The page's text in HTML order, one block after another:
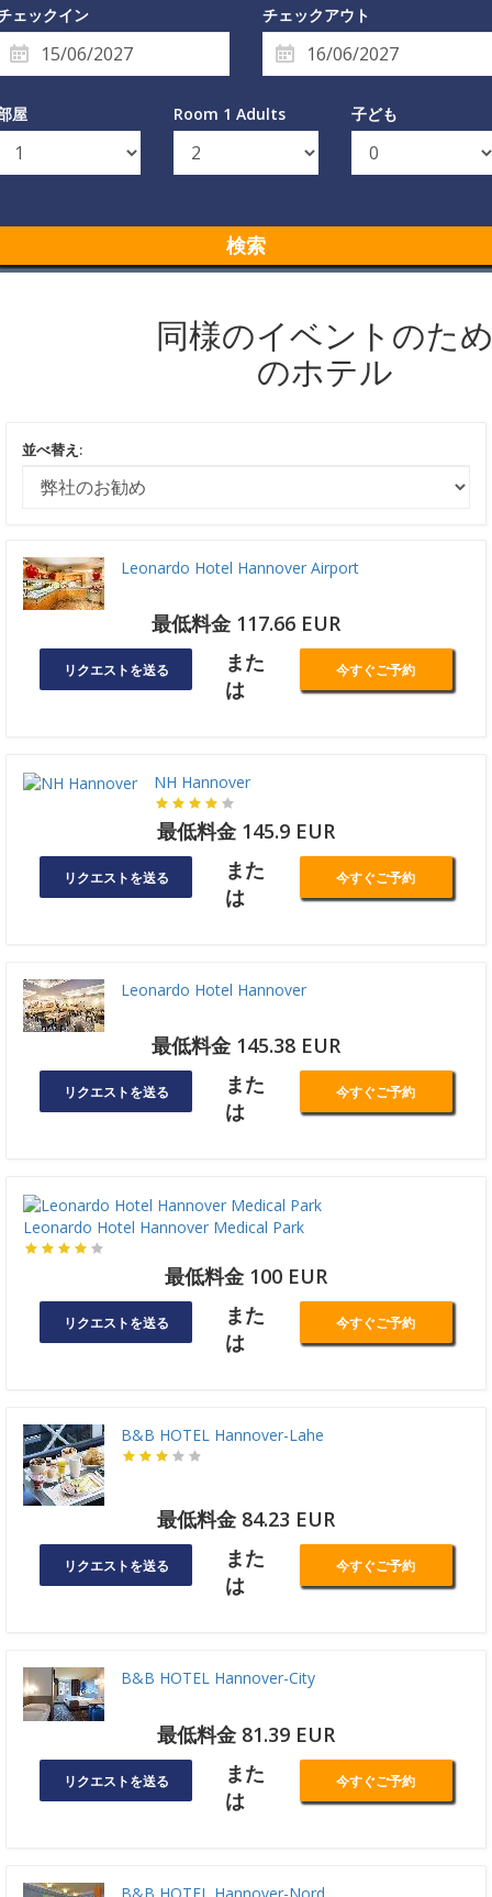
ェックイン チェックアウト
屋 Room 1 Adults 子ども
検索
同様のイベントのた
のホテル
並べ替え:
Leonardo Hotel Hannover Airport
最低料金 117.66 EUR
リクエストを送る
また
は
今すぐご予約
NH Hannover
最低料金 145.9 EUR
リクエストを送る
また
は
今すぐご予約
Leonardo Hotel Hannover
最低料金 145.38 EUR
リクエストを送る
また
は
今すぐご予約
Leonardo Hotel Hannover Medical Park
最低料金 100 EUR
リクエストを送る
また
は
今すぐご予約
B&B HOTEL Hannover-Lahe
最低料金 84.23 EUR
リクエストを送る
また
は
今すぐご予約
B&B HOTEL Hannover-City
最低料金 81.39 EUR
リクエストを送る
また
は
今すぐご予約